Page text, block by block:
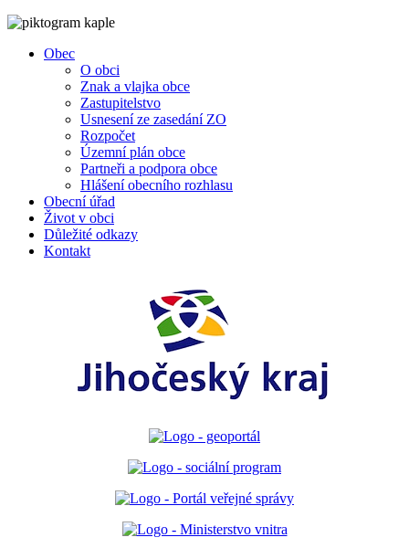
Obec
O obci
Znak a vlajka obce
Zastupitelstvo
Usnesení ze zasedání ZO
Rozpočet
Územní plán obce
Partneři a podpora obce
Hlášení obecního rozhlasu
Obecní úřad
Život v obci
Důležité odkazy
Kontakt